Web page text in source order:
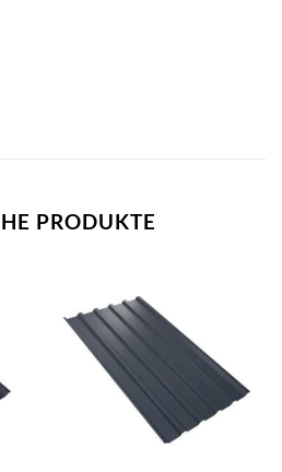
PRODUKTE